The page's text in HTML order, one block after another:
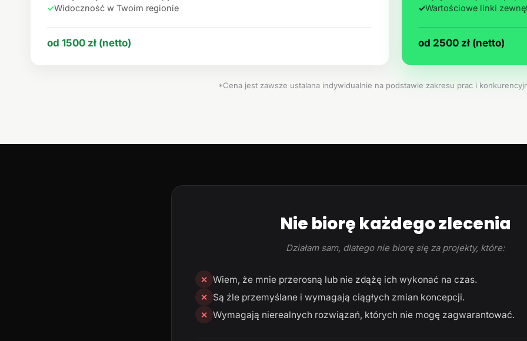
✓Widoczność w Twoim regionie
od 1500 zł (netto)
✓Wartościowe linki
od 2500 zł (netto)
*Cena jest zawsze ustalana indywidualnie na podstawie zakresu prac i
Nie biorę każdego zlecenia
Działam sam, dlatego nie biorę się za projekty, które:
✕ Wiem, że mnie przerosną lub nie zdążę ich wykonać na czas.
✕ Są źle przemyślane i wymagają ciągłych zmian koncepcji.
✕ Wymagają nierealnych rozwiązań, których nie mogę zagwarantować.